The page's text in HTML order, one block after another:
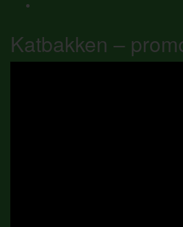
Katbakken –